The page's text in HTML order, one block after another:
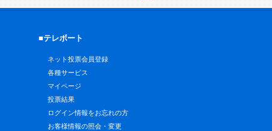
■テレボート
ネット投票会員登録
各種サービス
マイページ
投票結果
ログイン情報をお忘れの方
お客様情報の照会・変更